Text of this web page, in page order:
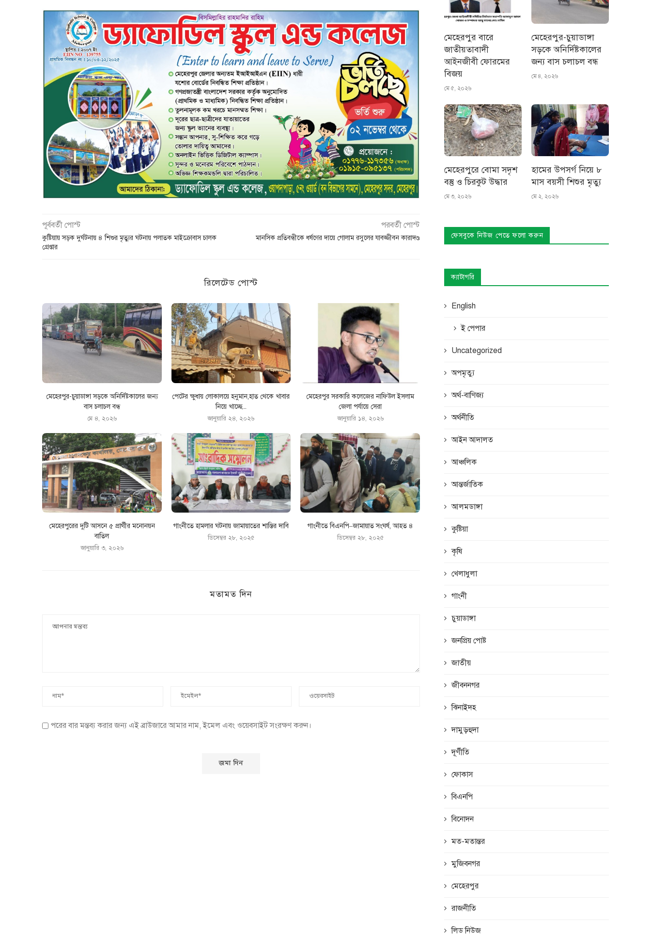
পূর্ববর্তী পোস্ট
কুষ্টিয়ায় সড়ক দুর্ঘটনায় ৪ শিশুর মৃত্যুর ঘটনায় পলাতক মাইক্রোবাস চালক
গ্রেপ্তার
পরবর্তী পোস্ট
মানসিক প্রতিবন্ধীকে ধর্ষণের দায়ে গোলাম রসুলের যাবজ্জীবন কারাদণ্ড
রিলেটেড পোস্ট
মেহেরপুর-চুয়াডাঙ্গা সড়কে অনির্দিষ্টকালের জন্য
বাস চলাচল বন্ধ
মে ৪, ২০২৬
পেটের ক্ষুধায় লোকালয়ে হনুমান,হাত থেকে খাবার
নিয়ে খাচ্ছে...
জানুয়ারি ২৪, ২০২৬
মেহেরপুর সরকারি কলেজের নাফিউল ইসলাম
জেলা পর্যায়ে সেরা
জানুয়ারি ১৪, ২০২৬
মেহেরপুরের দুটি আসনে ৫ প্রার্থীর মনোনয়ন
বাতিল
জানুয়ারি ৩, ২০২৬
গাংনীতে হামলার ঘটনায় জামায়াতের শাস্তির দাবি
ডিসেম্বর ২৮, ২০২৫
গাংনীতে বিএনপি–জামায়াত সংঘর্ষ, আহত ৪
ডিসেম্বর ২৮, ২০২৫
মতামত দিন
পরের বার মন্তব্য করার জন্য এই ব্রাউজারে আমার নাম, ইমেল এবং ওয়েবসাইট সংরক্ষণ করুন।
মেহেরপুর বারে
জাতীয়তাবাদী
আইনজীবী ফোরমের
বিজয়
মে ৫, ২০২৬
মেহেরপুর-চুয়াডাঙ্গা
সড়কে অনির্দিষ্টকালের
জন্য বাস চলাচল বন্ধ
মে ৪, ২০২৬
মেহেরপুরে বোমা সদৃশ
বস্তু ও চিরকুট উদ্ধার
মে ৩, ২০২৬
হামের উপসর্গ নিয়ে ৮
মাস বয়সী শিশুর মৃত্যু
মে ২, ২০২৬
ফেসবুকে নিউজ পেতে ফলো করুন
ক্যাটাগরি
English
ই পেপার
Uncategorized
অপমৃত্যু
অর্থ-বাণিজ্য
অর্থনীতি
আইন আদালত
আঞ্চলিক
আন্তর্জাতিক
আলমডাঙ্গা
কুষ্টিয়া
কৃষি
খেলাধুলা
গাংনী
চুয়াডাঙ্গা
জনপ্রিয় পোষ্ট
জাতীয়
জীবননগর
ঝিনাইদহ
দামুড়হুদা
দূর্ণীতি
ফোকাস
বিএনপি
বিনোদন
মত-মতান্তর
মুজিবনগর
মেহেরপুর
রাজনীতি
লিড নিউজ